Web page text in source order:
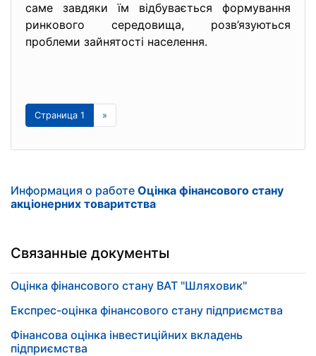
саме завдяки їм відбувається формування
ринкового середовища, розв’язуються
проблеми зайнятості населення.
Страница 1 »
Информация о работе Оцінка фінансового стану
акціонерних товаритства
Связанные документы
Оцінка фінансового стану ВАТ "Шляховик"
Експрес-оцінка фінансового стану підприємства
Фінансова оцінка інвестиційних вкладень
підприємства